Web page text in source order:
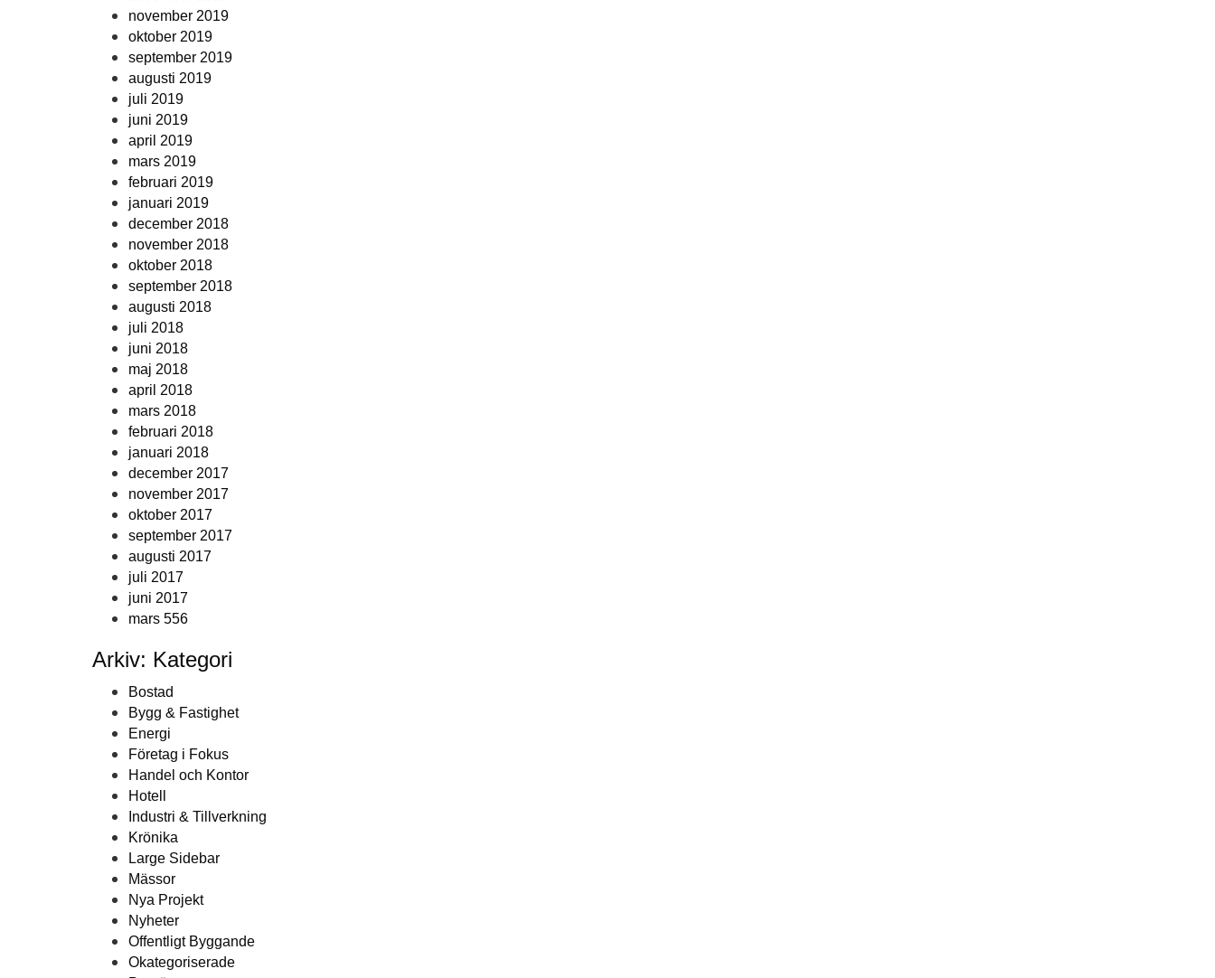
november 2019
oktober 2019
september 2019
augusti 2019
juli 2019
juni 2019
april 2019
mars 2019
februari 2019
januari 2019
december 2018
november 2018
oktober 2018
september 2018
augusti 2018
juli 2018
juni 2018
maj 2018
april 2018
mars 2018
februari 2018
januari 2018
december 2017
november 2017
oktober 2017
september 2017
augusti 2017
juli 2017
juni 2017
mars 556
Arkiv: Kategori
Bostad
Bygg & Fastighet
Energi
Företag i Fokus
Handel och Kontor
Hotell
Industri & Tillverkning
Krönika
Large Sidebar
Mässor
Nya Projekt
Nyheter
Offentligt Byggande
Okategoriserade